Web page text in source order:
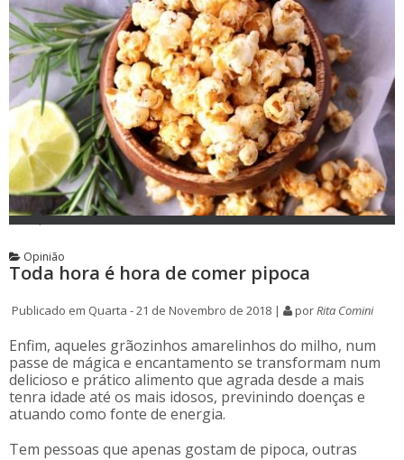
Opinião
Toda hora é hora de comer pipoca
Publicado em Quarta - 21 de Novembro de 2018 | porRita Comini
Enfim, aqueles grãozinhos amarelinhos do milho, num
passe de mágica e encantamento se transformam num
delicioso e prático alimento que agrada desde a mais
tenra idade até os mais idosos, previnindo doenças e
atuando como fonte de energia.
Tem pessoas que apenas gostam de pipoca, outras